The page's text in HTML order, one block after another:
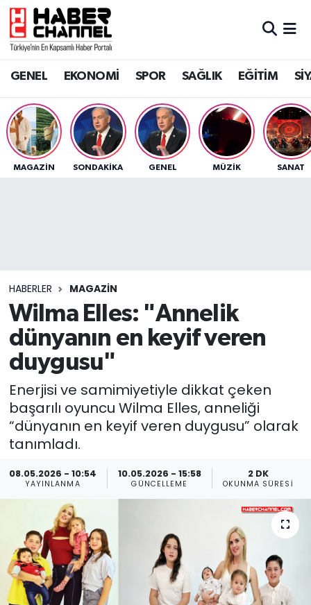
GENEL EKONOMİ SPOR SAĞLIK EĞİTİM
MAGAZİN SONDAKIKA GENEL MÜZİK SANAT
HABERLER MAGAZİN
Wilma Elles: "Annelik
dünyanın en keyif veren
duygusu"
Enerjisi ve samimiyetiyle dikkat çeken
başarılı oyuncu Wilma Elles, anneliği
“dünyanın en keyif veren duygusu” olarak
tanımladı.
08.05.2026 - 10:54
YAYINLANMA
10.05.2026 - 15:58
GÜNCELLEME
2 DK
OKUNMA SÜRESI
GENEL
SPOR
SAĞLIK
Nöbetçi Eczaneler
Trafik Durumu
Süper Lig Puan Durumu ve Fikstür